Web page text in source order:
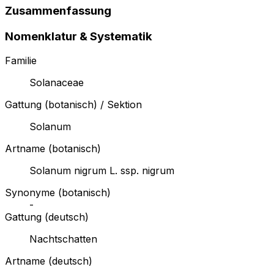
Zusammenfassung
Nomenklatur & Systematik
Familie
Solanaceae
Gattung (botanisch) / Sektion
Solanum
Artname (botanisch)
Solanum nigrum L. ssp. nigrum
Synonyme (botanisch)
-
Gattung (deutsch)
Nachtschatten
Artname (deutsch)